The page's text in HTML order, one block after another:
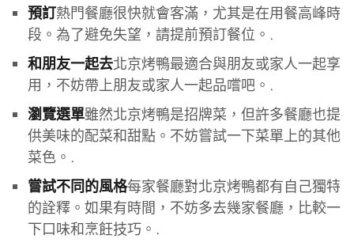
預訂熱門餐廳很快就會客滿，尤其是在用餐高峰時
段。為了避免失望，請提前預訂餐位。.
和朋友一起去北京烤鴨最適合與朋友或家人一起享
用，不妨帶上朋友或家人一起品嚐吧。.
瀏覽選單雖然北京烤鴨是招牌菜，但許多餐廳也提
供美味的配菜和甜點。不妨嘗試一下菜單上的其他
菜色。.
嘗試不同的風格每家餐廳對北京烤鴨都有自己獨特
的詮釋。如果有時間，不妨多去幾家餐廳，比較一
下口味和烹飪技巧。.